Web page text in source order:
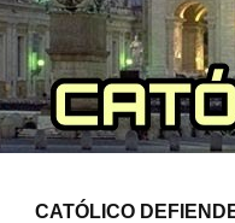
CATÓLICO